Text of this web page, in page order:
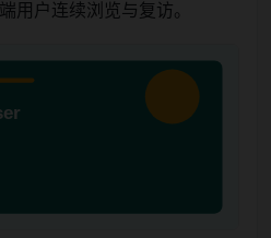
用户连续浏览与复访。